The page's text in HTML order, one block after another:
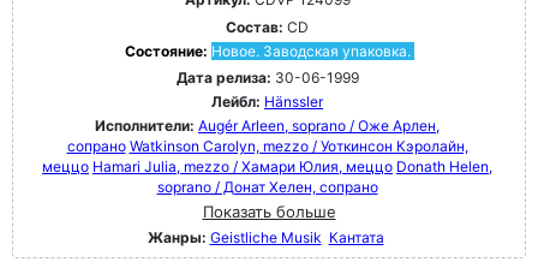
Состав: CD
Состояние: Новое. Заводская упаковка.
Дата релиза: 30-06-1999
Лейбл: Hänssler
Исполнители: Augér Arleen, soprano / Оже Арлен,
сопрано Watkinson Carolyn, mezzo / Уоткинсон Кэролайн,
меццо Hamari Julia, mezzo / Хамари Юлия, меццо Donath Helen,
soprano / Донат Хелен, сопрано
Показать больше
Жанры: Geistliche Musik Кантата